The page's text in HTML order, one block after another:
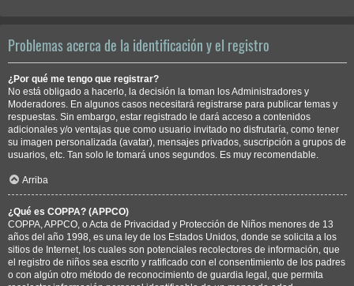
Problemas acerca de la identificación y el registro
¿Por qué me tengo que registrar?
No está obligado a hacerlo, la decisión la toman los Administradores y
Moderadores. En algunos casos necesitará registrarse para publicar temas y
respuestas. Sin embargo, estar registrado le dará acceso a contenidos
adicionales y/o ventajas que como usuario invitado no disfrutaría, como tener
su imagen personalizada (avatar), mensajes privados, suscripción a grupos de
usuarios, etc. Tan solo le tomará unos segundos. Es muy recomendable.
Arriba
¿Qué es COPPA? (APPCO)
COPPA, APPCO, o Acta de Privacidad y Protección de Niños menores de 13
años del año 1998, es una ley de los Estados Unidos, donde se solicita a los
sitios de Internet, los cuales son potenciales recolectores de información, que
el registro de niños sea escrito y ratificado con el consentimiento de los padres
o con algún otro método de reconocimiento de guardia legal, que permita